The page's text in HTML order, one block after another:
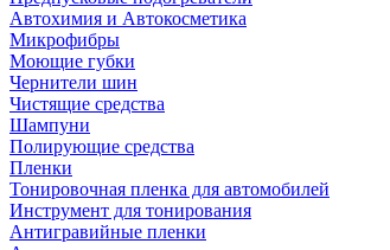
Автохимия и Автокосметика
Микрофибры
Моющие губки
Чернители шин
Чистящие средства
Шампуни
Полирующие средства
Пленки
Тонировочная пленка для автомобилей
Инструмент для тонирования
Антигравийные пленки